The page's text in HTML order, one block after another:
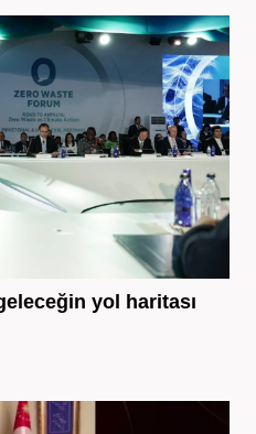
yol haritası